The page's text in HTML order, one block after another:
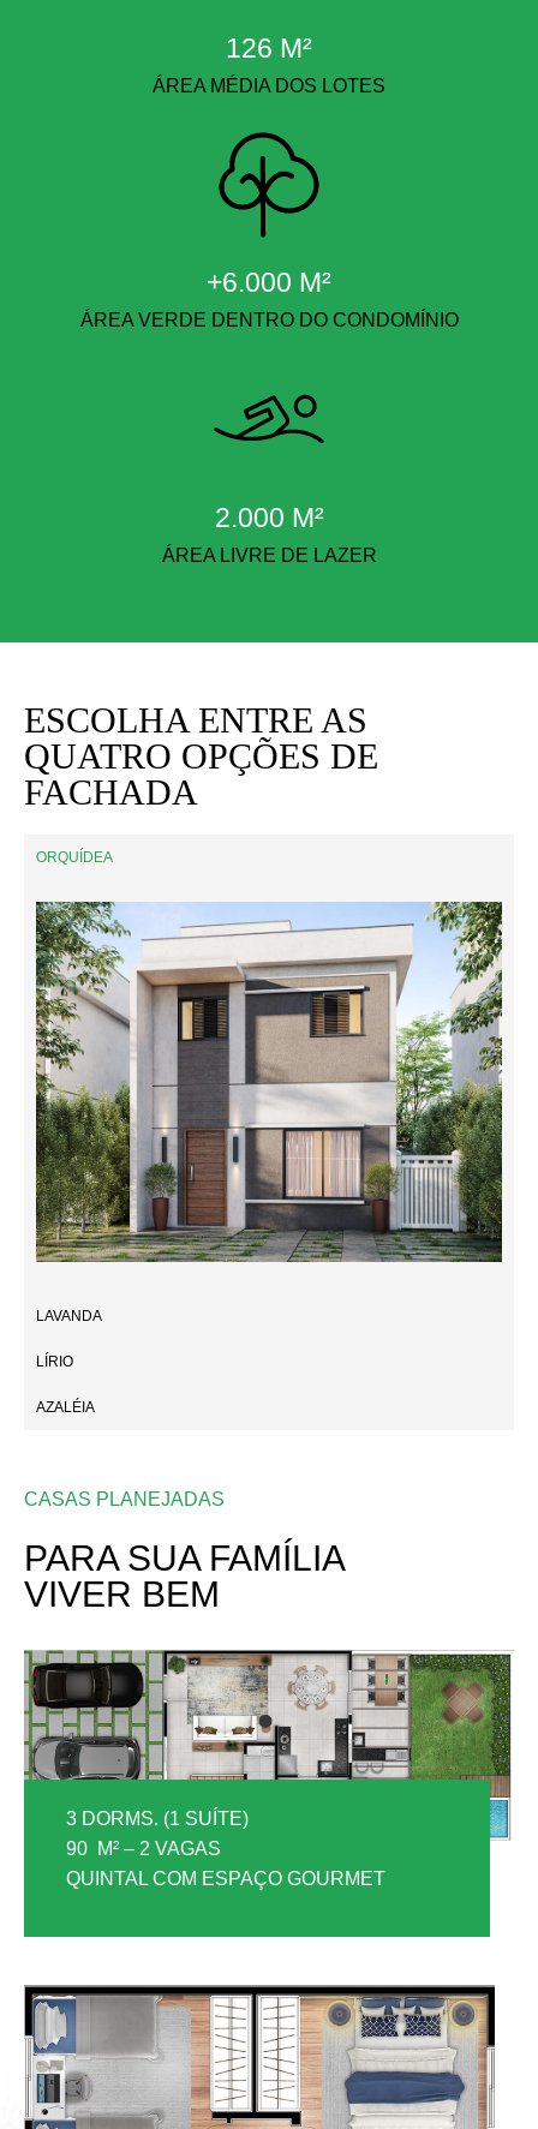
126 M²
ÁREA MÉDIA DOS LOTES
+6.000 M²
ÁREA VERDE DENTRO DO CONDOMÍNIO
2.000 M²
ÁREA LIVRE DE LAZER
ESCOLHA ENTRE AS
QUATRO OPÇÕES DE
FACHADA
ORQUÍDEA
LAVANDA
LÍRIO
AZALÉIA
CASAS PLANEJADAS
PARA SUA FAMÍLIA
VIVER BEM
3 DORMS. (1 SUÍTE)
90 M² – 2 VAGAS
QUINTAL COM ESPAÇO GOURMET